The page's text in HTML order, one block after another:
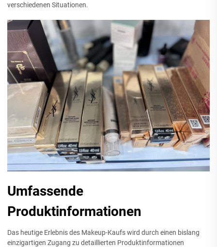
verschiedenen Situationen.
Umfassende
Produktinformationen
Das heutige Erlebnis des Makeup-Kaufs wird durch einen bislang
einzigartigen Zugang zu detaillierten Produktinformationen